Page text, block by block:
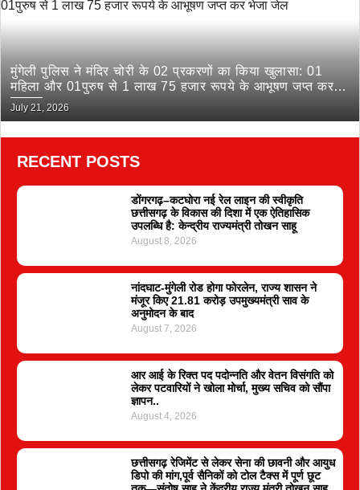
मुंगेली पुलिस ने मंदिर चोरी के 02 प्रकरणों का किया खुलासा: 01
महिला और 01पुरुष से 1 लाख 75 हजार रूपये के आभूषण जप्त कर
भेजा जेल
July 21, 2026
RECENT POSTS
डोंगरगढ़–कटघोरा नई रेल लाइन की स्वीकृति
छत्तीसगढ़ के विकास की दिशा में एक ऐतिहासिक
उपलब्धि है: केन्द्रीय राज्यमंत्री तोखन साहू
August 8, 2026
नांदघाट-मुंगेली रोड होगा फोरलेन, राज्य शासन ने
मंजूर किए 21.81 करोड़ उपमुख्यमंत्री साव के
अनुमोदन के बाद
August 7, 2026
आर आई के रिक्त पद पदोन्नति और वेतन विसंगति को
लेकर पटवारियों ने खोला मोर्चा, मुख्य सचिव को सौंपा
ज्ञापन..
August 4, 2026
छत्तीसगढ़ रेजिमेंट से लेकर सेना की छावनी और आयुध
डिपो की मांग,पूर्व सैनिकों को टोल टैक्स में पूर्ण छूट